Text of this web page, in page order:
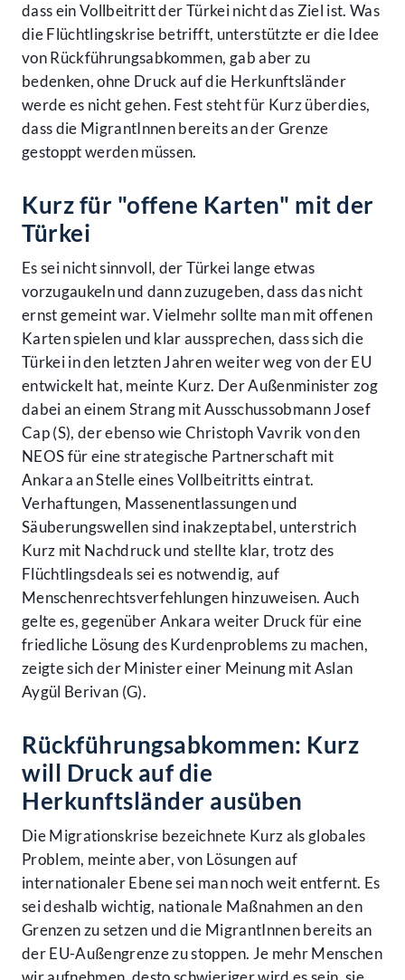
dass ein Vollbeitritt der Türkei nicht das Ziel ist. Was
die Flüchtlingskrise betrifft, unterstützte er die Idee
von Rückführungsabkommen, gab aber zu
bedenken, ohne Druck auf die Herkunftsländer
werde es nicht gehen. Fest steht für Kurz überdies,
dass die MigrantInnen bereits an der Grenze
gestoppt werden müssen.
Kurz für "offene Karten" mit der
Türkei
Es sei nicht sinnvoll, der Türkei lange etwas
vorzugaukeln und dann zuzugeben, dass das nicht
ernst gemeint war. Vielmehr sollte man mit offenen
Karten spielen und klar aussprechen, dass sich die
Türkei in den letzten Jahren weiter weg von der EU
entwickelt hat, meinte Kurz. Der Außenminister zog
dabei an einem Strang mit Ausschussobmann Josef
Cap (S), der ebenso wie Christoph Vavrik von den
NEOS für eine strategische Partnerschaft mit
Ankara an Stelle eines Vollbeitritts eintrat.
Verhaftungen, Massenentlassungen und
Säuberungswellen sind inakzeptabel, unterstrich
Kurz mit Nachdruck und stellte klar, trotz des
Flüchtlingsdeals sei es notwendig, auf
Menschenrechtsverfehlungen hinzuweisen. Auch
gelte es, gegenüber Ankara weiter Druck für eine
friedliche Lösung des Kurdenproblems zu machen,
zeigte sich der Minister einer Meinung mit Aslan
Aygül Berivan (G).
Rückführungsabkommen: Kurz
will Druck auf die
Herkunftsländer ausüben
Die Migrationskrise bezeichnete Kurz als globales
Problem, meinte aber, von Lösungen auf
internationaler Ebene sei man noch weit entfernt. Es
sei deshalb wichtig, nationale Maßnahmen an den
Grenzen zu setzen und die MigrantInnen bereits an
der EU-Außengrenze zu stoppen. Je mehr Menschen